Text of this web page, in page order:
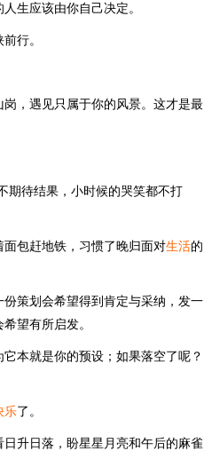
生应该由你自己决定。
行。
，遇见只属于你的风景。这才是最
期待结果，小时候的哭笑都不打
包赶地铁，习惯了晚归面对生活的
策划会希望得到肯定与采纳，发一
希望有所启发。
本就是你的预设；如果落空了呢？
乐了。
升日落，盼星星月亮和午后的麻雀